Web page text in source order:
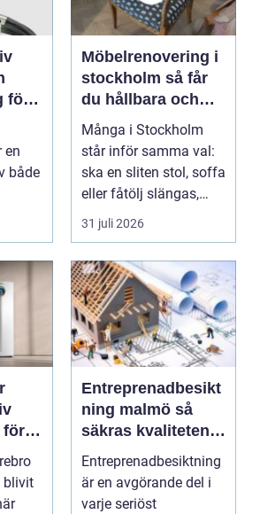
för
en
både
Möbelrenovering i
stockholm så får
du hållbara och
vackra möbler
Många i Stockholm
står inför samma val:
ska en sliten stol, soffa
eller fåtölj slängas,
säljas billi...
31 juli 2026
för
blivit
Entreprenadbesikt
ning malmö så
säkras kvaliteten i
byggprojekt
Entreprenadbesiktning
är en avgörande del i
varje seriöst